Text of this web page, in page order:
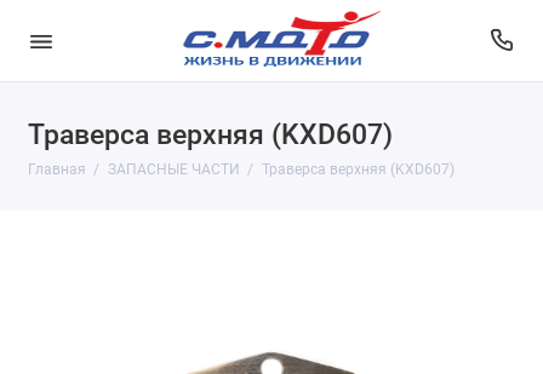
Траверса верхняя (KXD607)
Главная ЗАПАСНЫЕ ЧАСТИ Траверса верхняя (KXD607)